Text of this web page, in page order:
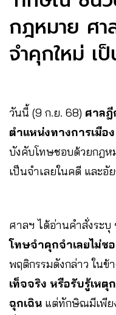
กฎหมาย ศา
จำคุกใหม่ เ
วันนี้ (9 ก.ย. 68) ศาล
ตำแหน่งทางการเมือง
บังคับโทษชอบด้วยกฎห
เป็นจำเลยในคดี และอั
ศาลฯ ได้อ่านคำสั่งระบุ
โทษจำคุกจำเลยไม่ช
พฤติกรรมดังกล่าว ในข้
เท็จจริง หรือรับรู้เหตุ
ฉุกเฉิน แต่ทักษิณมีเพียง